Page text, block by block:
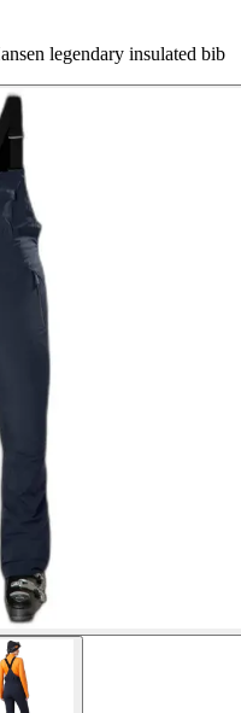
legendary insulated bib